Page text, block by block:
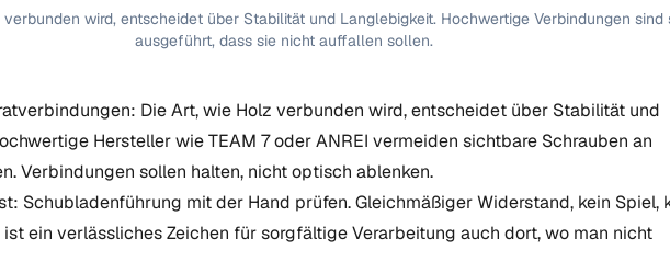
wird, entscheidet über Stabilität und Langlebigkeit. Hochwertige Verbindungen sind
ausgeführt, dass sie nicht auffallen sollen.
Die Art, wie Holz verbunden wird, entscheidet über Stabilität und
Hersteller wie TEAM 7 oder ANREI vermeiden sichtbare Schrauben an
Verbindungen sollen halten, nicht optisch ablenken.
Schubladenführung mit der Hand prüfen. Gleichmäßiger Widerstand, kein Spiel,
ein verlässliches Zeichen für sorgfältige Verarbeitung auch dort, wo man nicht